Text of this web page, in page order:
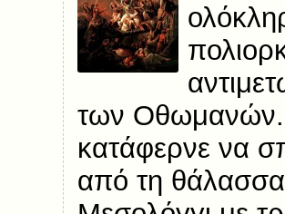
των
κατάφερνε να
από τη θάλασσα